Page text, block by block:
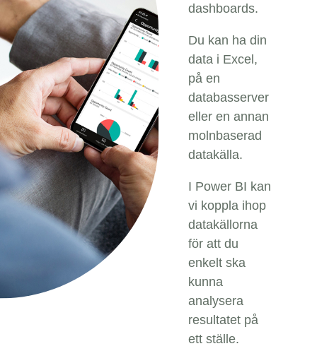
dashboards.
Du kan ha din
data i Excel,
på en
databasserver
eller en annan
molnbaserad
datakälla.
I Power BI kan
vi koppla ihop
datakällorna
för att du
enkelt ska
kunna
analysera
resultatet på
ett ställe.